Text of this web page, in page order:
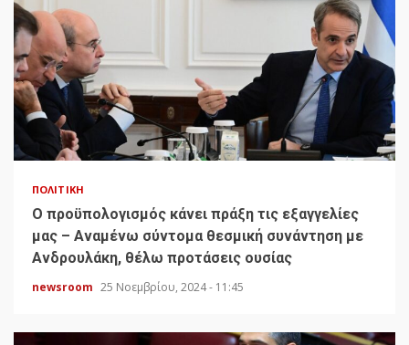
ΠΟΛΙΤΙΚΉ
Ο προϋπολογισμός κάνει πράξη τις εξαγγελίες
μας – Αναμένω σύντομα θεσμική συνάντηση με
Ανδρουλάκη, θέλω προτάσεις ουσίας
newsroom 25 Νοεμβρίου, 2024 - 11:45